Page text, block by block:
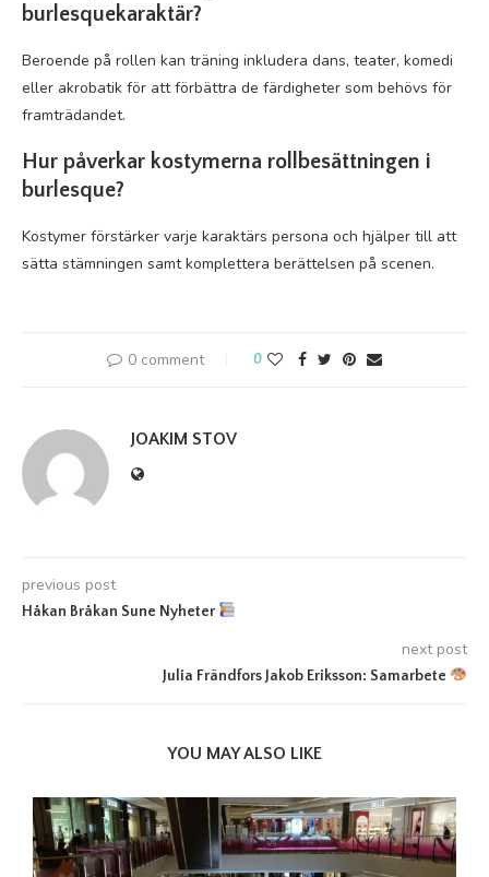
burlesquekaraktär?
Beroende på rollen kan träning inkludera dans, teater, komedi
eller akrobatik för att förbättra de färdigheter som behövs för
framträdandet.
Hur påverkar kostymerna rollbesättningen i
burlesque?
Kostymer förstärker varje karaktärs persona och hjälper till att
sätta stämningen samt komplettera berättelsen på scenen.
0 comment 0
JOAKIM STOV
previous post
Håkan Bråkan Sune Nyheter
next post
Julia Frändfors Jakob Eriksson: Samarbete
YOU MAY ALSO LIKE